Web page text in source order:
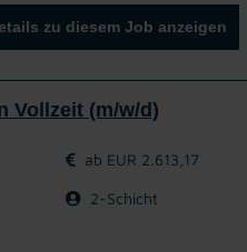
zu diesem Job anzeigen
Vollzeit (m/w/d)
ab EUR 2.613,17
2-Schicht